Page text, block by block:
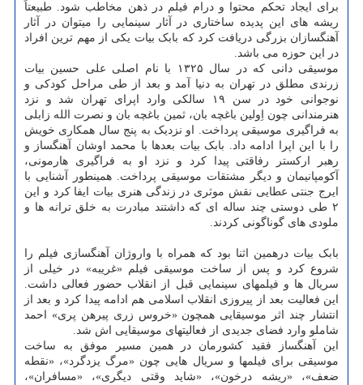
برای ایجاد تحکم محتوا و درام فیلم در ذهن مخاطب شود. طبیعتاً
ریشه های این پدیده ساختاری در آثار سینمایی را میتوان در آثار
آهنگسازان بزرگی دریافت کرد که بابک بیات یکی از مهم ترین افراد
در این حوزه می باشد.
موسیقی دانی که در سال ۱۳۲۵ با نام اصلی علی حسین بیات
زرندی مطلق در تهران به دنیا آمد و بعد از طی مراحل کودکی و
نوجوانی خود در سن ۱۹ سالکی وارد اپرای تهران شد و نزد
هنرمندانی چون اِولین باغچه بان، ثمین باغچه بان و نصرت الله زابلی
به فراگیری موسیقی پرداخت. او نزدیک به پنج سال همکاری خویش
را با این اپرا ادامه داد. بابک بیات بعدها با محمد اوشان آهنگساز و
رهبر ارکستر رفاقتی پیدا کرد و نزد او به فراگیری هارمونی،
آکومپانیمان و دیگر مشتقات موسیقی پرداخت. همینطور آشنایی با
ایرج جنتی عطایی نقش موثری در زندگی هنری بیات ایفا کرد و این
۲ طی دوستی چند ساله ای که داشتند مبادرت به خلق ترانه ها و
ملودی های گوناگونی کردند.
بابک بیات درهمین اثنا بود که همراه با واروژان آهنگسازی فیلم را
شروع کرد و پس از ساخت موسیقی فیلم «غریبه» در خیلی از
سریال ها و فیلمهای سینمایی قبل از انقلاب حضور فعالی داشت.
این فعالیت بعد از پیروزی انقلاب اسلامی هم ادامه پیدا کرد و بعد از
انتشار چند اثر موسیقایی همچون «خروس زری پیرهن پری» احمد
شاملو وارد فضای جدیدی از فعالیتهای موسیقایی اش شد.
این آهنگساز فقید کشورمان در همین مسیر موفق به ساخت
موسیقی برای فیلمها و سریال هایی چون «مرگ یزدگرد»، «نقطه
ضعف»، «ریشه درخون»، «شاید وقتی دیگری»، «مسافران»،